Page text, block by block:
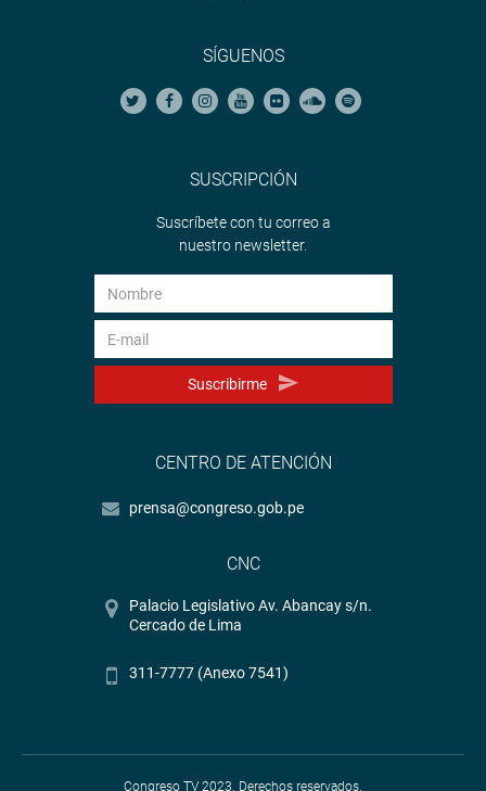
SÍGUENOS
SUSCRIPCIÓN
Suscríbete con tu correo a
nuestro newsletter.
Suscribirme
CENTRO DE ATENCIÓN
prensa@congreso.gob.pe
CNC
Palacio Legislativo Av. Abancay s/n.
Cercado de Lima
311-7777 (Anexo 7541)
Congreso TV 2023. Derechos reservados.